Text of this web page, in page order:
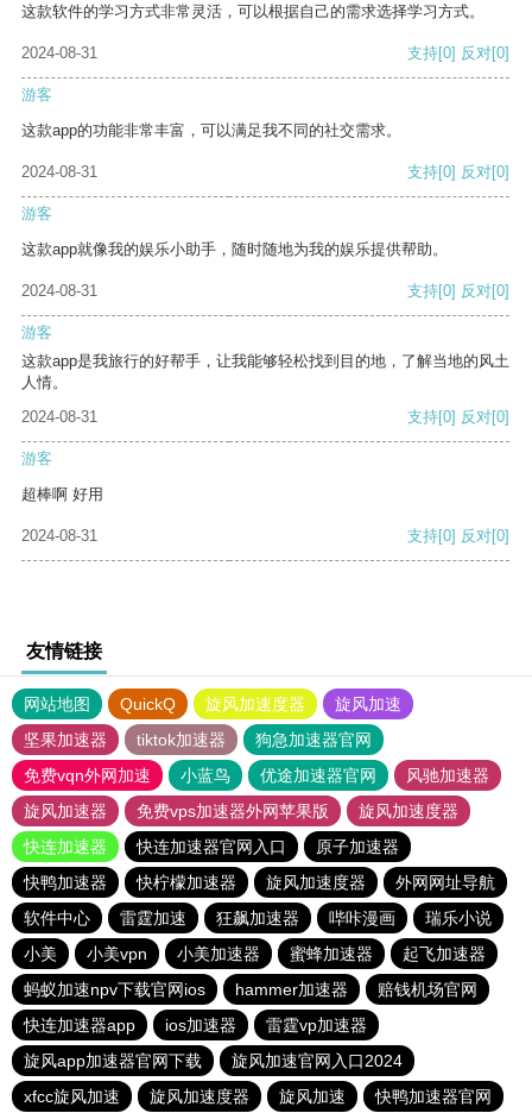
这款软件的学习方式非常灵活，可以根据自己的需求选择学习方式。
2024-08-31 支持[0] 反对[0]
游客
这款app的功能非常丰富，可以满足我不同的社交需求。
2024-08-31 支持[0] 反对[0]
游客
这款app就像我的娱乐小助手，随时随地为我的娱乐提供帮助。
2024-08-31 支持[0] 反对[0]
游客
这款app是我旅行的好帮手，让我能够轻松找到目的地，了解当地的风土
人情。
2024-08-31
支持[0] 反对[0]
游客
超棒啊 好用
2024-08-31 支持[0] 反对[0]
友情链接
网站地图 QuickQ 旋风加速度器
旋风加速
坚果加速器
tiktok加速器
狗急加速器官网
免费vqn外网加速
小蓝鸟 优途加速器官网
风驰加速器
旋风加速器
免费vps加速器外网苹果版
旋风加速度器
快连加速器
快连加速器官网入口
原子加速器
快鸭加速器
快柠檬加速器 旋风加速度器
外网网址导航
软件中心
雷霆加速 狂飙加速器 哔咔漫画
瑞乐小说
小美
小美vpn 小美加速器 蜜蜂加速器
起飞加速器
蚂蚁加速npv下载官网ios
hammer加速器
赔钱机场官网
快连加速器app
ios加速器
雷霆vp加速器
旋风app加速器官网下载
旋风加速官网入口2024
xfcc旋风加速
旋风加速度器 旋风加速 快鸭加速器官网